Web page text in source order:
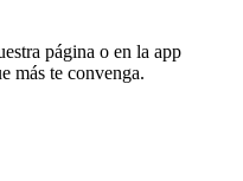
página o en la app
más te convenga.